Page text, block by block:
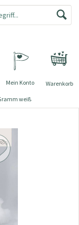
Warenkorb
Mein Konto
weiß